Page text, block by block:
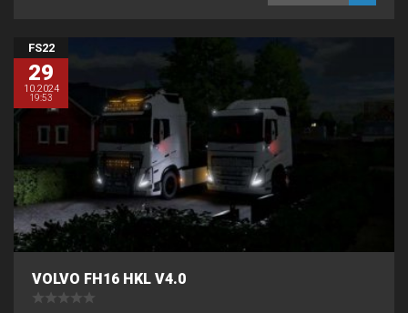
FS22
29
10.2024
19:53
VOLVO FH16 HKL V4.0